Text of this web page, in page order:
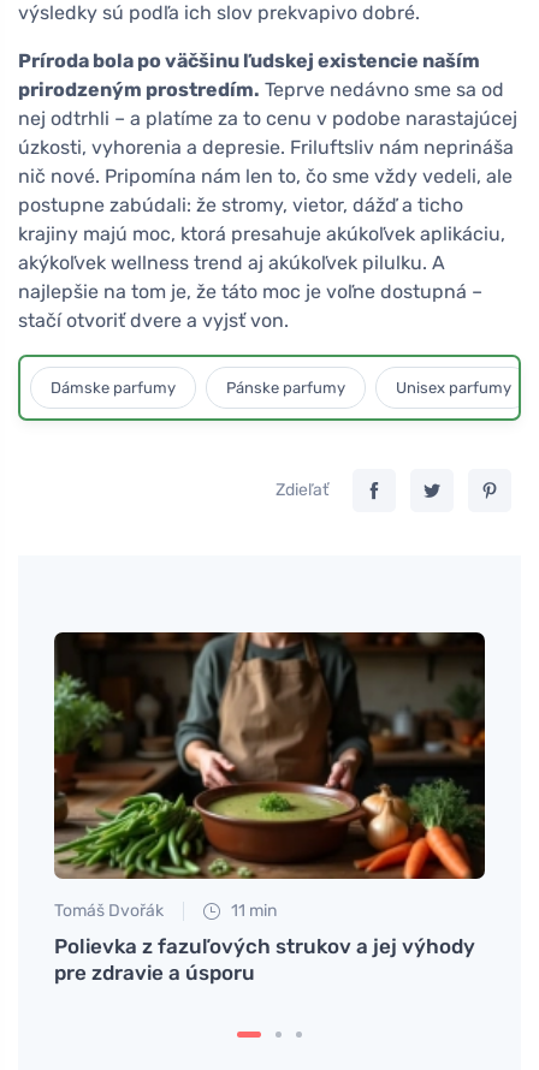
výsledky sú podľa ich slov prekvapivo dobré.
Príroda bola po väčšinu ľudskej existencie naším
prirodzeným prostredím. Teprve nedávno sme sa od
nej odtrhli – a platíme za to cenu v podobe narastajúcej
úzkosti, vyhorenia a depresie. Friluftsliv nám neprináša
nič nové. Pripomína nám len to, čo sme vždy vedeli, ale
postupne zabúdali: že stromy, vietor, dážď a ticho
krajiny majú moc, ktorá presahuje akúkoľvek aplikáciu,
akýkoľvek wellness trend aj akúkoľvek pilulku. A
najlepšie na tom je, že táto moc je voľne dostupná –
stačí otvoriť dvere a vyjsť von.
Dámske parfumy Pánske parfumy Unisex parfumy
Zdieľať
Tomáš Dvořák 11 min
Polievka z fazuľových strukov a jej výhody
pre zdravie a úsporu